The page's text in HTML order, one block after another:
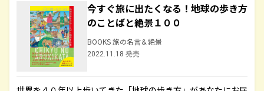
今すぐ旅に出たくなる！地球の歩き方
のことばと絶景１００
BOOKS 旅の名言＆絶景
2022.11.18 発売